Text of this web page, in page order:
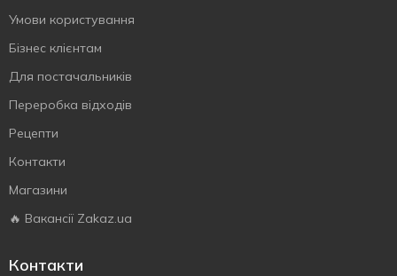
Умови користування
Бізнес клієнтам
Для постачальників
Переробка відходів
Рецепти
Контакти
Магазини
🔥 Вакансії Zakaz.ua
Контакти